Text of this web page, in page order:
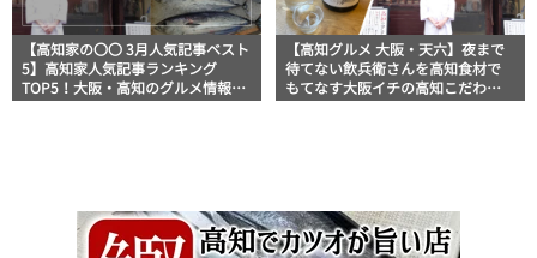
【高知家の〇〇 3月人気記事ベスト
5】高知家人気記事ランキング
TOP5！大阪・高知のグルメ情報が
ランクイン！
【高知グルメ 大阪・天六】夜まで
待てない飲兵衛さんを高知食材で
もてなす大阪イチの高知こだわり
立ち飲み酒場「スタンドトッサ